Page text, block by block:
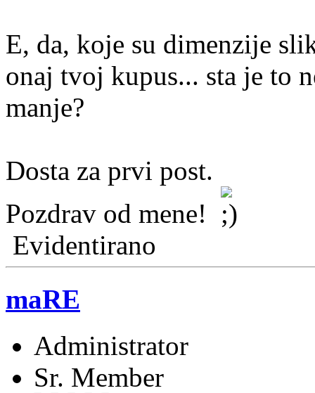
E, da, koje su dimenzije
onaj tvoj kupus... sta je to
manje?
Dosta za prvi post.
Pozdrav od mene!
Evidentirano
maRE
Administrator
Sr. Member